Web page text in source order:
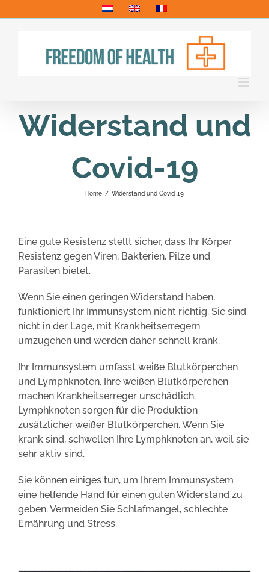
to
Widerstand und
Covid-19
Home / Widerstand und Covid-19
Eine gute Resistenz stellt sicher, dass Ihr Körper
Resistenz gegen Viren, Bakterien, Pilze und
Parasiten bietet.
Wenn Sie einen geringen Widerstand haben,
funktioniert Ihr Immunsystem nicht richtig. Sie sind
nicht in der Lage, mit Krankheitserregern
umzugehen und werden daher schnell krank.
Ihr Immunsystem umfasst weiße Blutkörperchen
und Lymphknoten. Ihre weißen Blutkörperchen
machen Krankheitserreger unschädlich.
Lymphknoten sorgen für die Produktion
zusätzlicher weißer Blutkörperchen. Wenn Sie
krank sind, schwellen Ihre Lymphknoten an, weil sie
sehr aktiv sind.
Sie können einiges tun, um Ihrem Immunsystem
eine helfende Hand für einen guten Widerstand zu
geben. Vermeiden Sie Schlafmangel, schlechte
Ernährung und Stress.